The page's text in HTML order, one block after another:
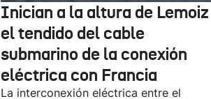
Inician a la altura de Lemoiz
el tendido del cable
submarino de la conexión
eléctrica con Francia
La interconexión eléctrica entre el